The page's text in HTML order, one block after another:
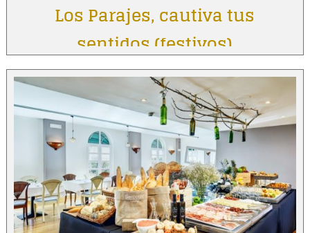
Los Parajes, cautiva tus
sentidos (festivos)